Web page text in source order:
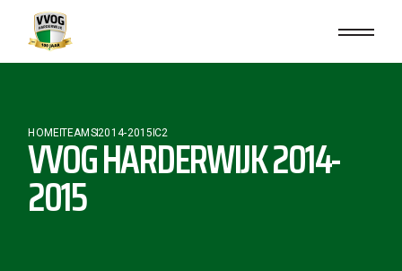
HOMETEAMS2014-2015 C2
VVOG HARDERWIJK 2014-
2015